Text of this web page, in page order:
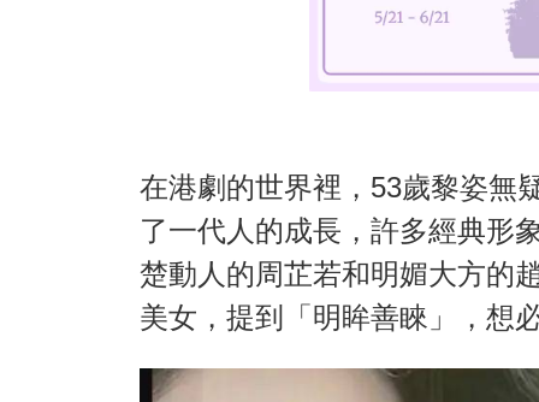
在港劇的世界裡，53歲黎姿無
了一代人的成長，許多經典形
楚動人的周芷若和明媚大方的
美女，提到「明眸善睞」，想